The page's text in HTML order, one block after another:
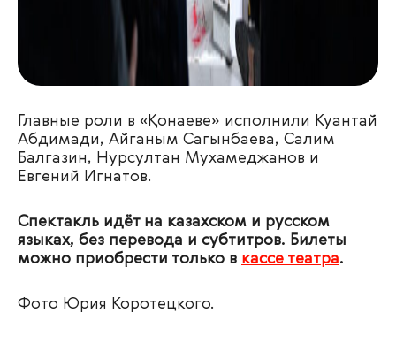
Главные роли в «Қонаеве» исполнили Куантай
Абдимади, Айганым Сагынбаева, Салим
Балгазин, Нурсултан Мухамеджанов и
Евгений Игнатов.
Спектакль идёт на казахском и русском
языках, без перевода и субтитров. Билеты
можно приобрести только в кассе театра.
Фото Юрия Коротецкого.